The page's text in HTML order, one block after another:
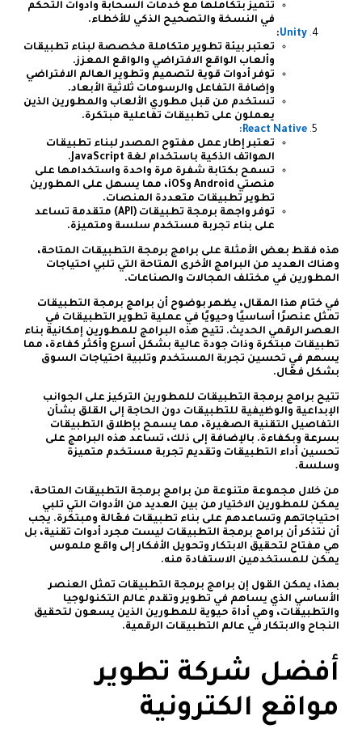
تتميز بتكاملها مع خدمات السحابة وأدوات التحكم
في النسخة والتصحيح الذكي للأخطاء.
Unity
:
تعتبر بيئة تطوير متكاملة مخصصة لبناء تطبيقات
وألعاب الواقع الافتراضي والواقع المعزز.
توفر أدوات قوية لتصميم وتطوير العالم الافتراضي
وإضافة التفاعل والرسومات ثلاثية الأبعاد.
تستخدم من قبل مطوري الألعاب والمطورين الذين
يعملون على تطبيقات تفاعلية مبتكرة.
React Native:
تعتبر إطار عمل مفتوح المصدر لبناء تطبيقات
الهواتف الذكية باستخدام لغة JavaScript.
تسمح بكتابة شفرة مرة واحدة واستخدامها على
منصتي Android وiOS، مما يسهل على المطورين
تطوير تطبيقات متعددة المنصات.
توفر واجهة برمجة تطبيقات (API) متقدمة تساعد
على بناء تجربة مستخدم سلسة ومتميزة.
هذه فقط بعض الأمثلة على برامج برمجة التطبيقات المتاحة،
وهناك العديد من البرامج الأخرى المتاحة التي تلبي احتياجات
المطورين في مختلف المجالات والصناعات.
في ختام هذا المقال، يظهر بوضوح أن برامج برمجة التطبيقات
تمثل عنصرًا أساسيًا وحيويًا في عملية تطوير التطبيقات في
العصر الرقمي الحديث. تتيح هذه البرامج للمطورين إمكانية بناء
تطبيقات مبتكرة وذات جودة عالية بشكل أسرع وأكثر كفاءة، مما
يسهم في تحسين تجربة المستخدم وتلبية احتياجات السوق
بشكل فعّال.
تتيح برامج برمجة التطبيقات للمطورين التركيز على الجوانب
الإبداعية والوظيفية للتطبيقات دون الحاجة إلى القلق بشأن
التفاصيل التقنية الصغيرة، مما يسمح بإطلاق التطبيقات
بسرعة وبكفاءة. بالإضافة إلى ذلك، تساعد هذه البرامج على
تحسين أداء التطبيقات وتقديم تجربة مستخدم متميزة
وسلسة.
من خلال مجموعة متنوعة من برامج برمجة التطبيقات المتاحة،
يمكن للمطورين الاختيار من بين العديد من الأدوات التي تلبي
احتياجاتهم وتساعدهم على بناء تطبيقات فعّالة ومبتكرة. يجب
أن نتذكر أن برامج برمجة التطبيقات ليست مجرد أدوات تقنية، بل
هي مفتاح لتحقيق الابتكار وتحويل الأفكار إلى واقع ملموس
يمكن للمستخدمين الاستفادة منه.
بهذا، يمكن القول إن برامج برمجة التطبيقات تمثل العنصر
الأساسي الذي يساهم في تطوير وتقدم عالم التكنولوجيا
والتطبيقات، وهي أداة حيوية للمطورين الذين يسعون لتحقيق
النجاح والابتكار في عالم التطبيقات الرقمية.
أفضل شركة تطوير
مواقع الكترونية